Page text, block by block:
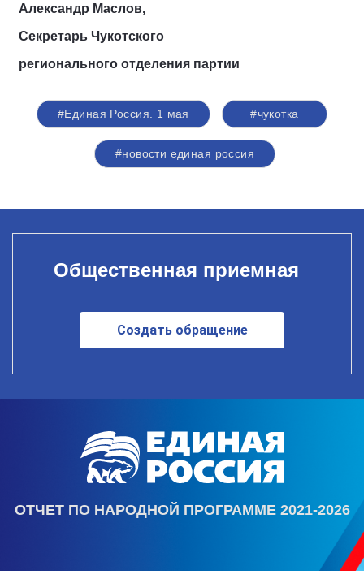
Александр Маслов,
Секретарь Чукотского
регионального отделения партии
#Единая Россия. 1 мая #чукотка
#новости единая россия
Общественная приемная
Создать обращение
ОТЧЕТ ПО НАРОДНОЙ ПРОГРАММЕ 2021-2026